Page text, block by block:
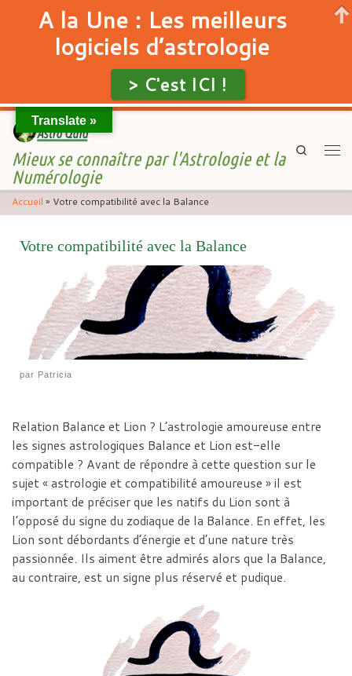
Skip to content
Mieux se connaître par l'Astrologie et la
Numérologie
Search
Accueil » Votre compatibilité avec la Balance
Votre compatibilité avec la Balance
par Patricia
Relation Balance et Lion ? L’astrologie amoureuse entre
les signes astrologiques Balance et Lion est-elle
compatible ? Avant de répondre à cette question sur le
sujet « astrologie et compatibilité amoureuse » il est
important de préciser que les natifs du Lion sont à
l’opposé du signe du zodiaque de la Balance. En effet, les
Lion sont débordants d’énergie et d’une nature très
passionnée. Ils aiment être admirés alors que la Balance,
au contraire, est un signe plus réservé et pudique.
Translate »
A la Une : Les meilleurs
logiciels d’astrologie
> C'est ICI !